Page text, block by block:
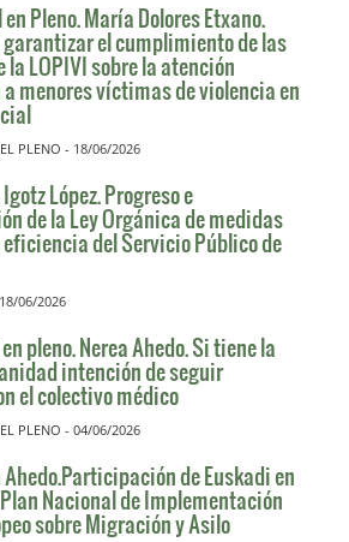
Pleno. María Dolores Etxano.
el cumplimiento de las
la LOPIVI sobre la atención
menores víctimas de violencia en
PLENO - 18/06/2026
López. Progreso e
de la Ley Orgánica de medidas
del Servicio Público de
06/2026
pleno. Nerea Ahedo. Si tiene la
intención de seguir
el colectivo médico
PLENO - 04/06/2026
Ahedo.Participación de Euskadi en
Nacional de Implementación
sobre Migración y Asilo